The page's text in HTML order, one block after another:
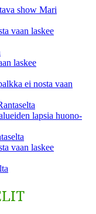
show Mari
vaan laskee
laskee
ei nosta vaan
lapsia huono-
vaan laskee